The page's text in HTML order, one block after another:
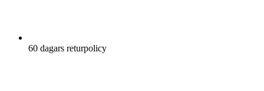
60 dagars returpolicy